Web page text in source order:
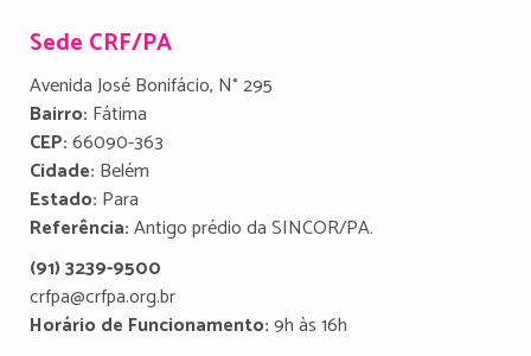
Sede CRF/PA
Avenida José Bonifácio, N° 295
Bairro: Fátima
CEP:66090-363
Cidade: Belém
Estado: Para
Referência:Antigo prédio da SINCOR/PA.
(91) 3239-9500
crfpa@crfpa.org.br
Horário de Funcionamento:9h às 16h